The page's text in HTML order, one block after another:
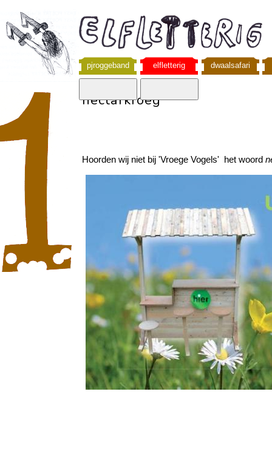
pjroggeband elfletterig dwaalsafari
nectarkroeg
Hoorden wij niet bij 'Vroege Vogels' het woord